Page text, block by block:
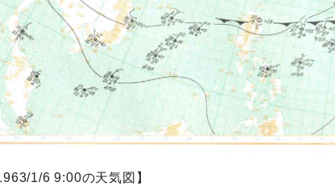
1/6 9:00の天気図】